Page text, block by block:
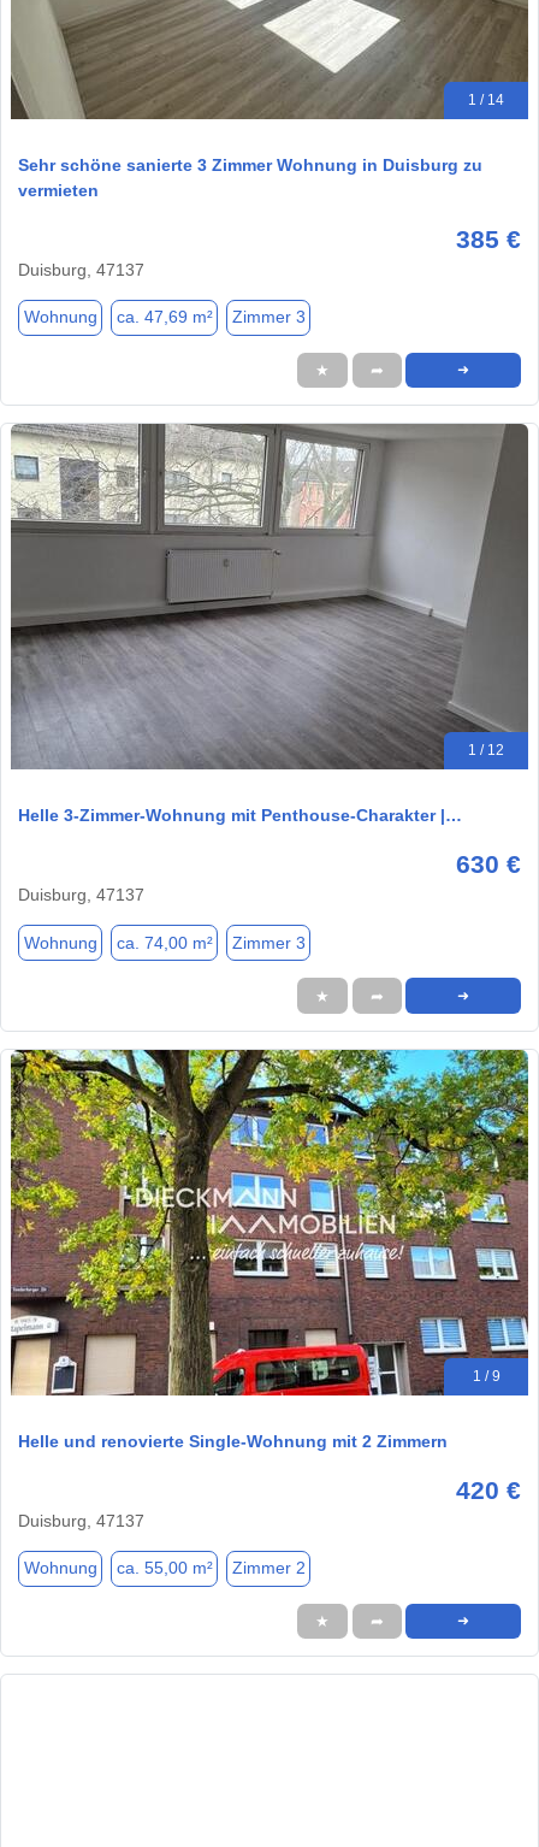
1 / 14
Sehr schöne sanierte 3 Zimmer Wohnung in Duisburg zu
vermieten
385 €
Duisburg, 47137
Wohnung ca. 47,69 m² Zimmer 3
★ ➦ ➜
1 / 12
Helle 3-Zimmer-Wohnung mit Penthouse-Charakter |…
630 €
Duisburg, 47137
Wohnung ca. 74,00 m² Zimmer 3
★ ➦ ➜
1 / 9
Helle und renovierte Single-Wohnung mit 2 Zimmern
420 €
Duisburg, 47137
Wohnung ca. 55,00 m² Zimmer 2
★ ➦ ➜